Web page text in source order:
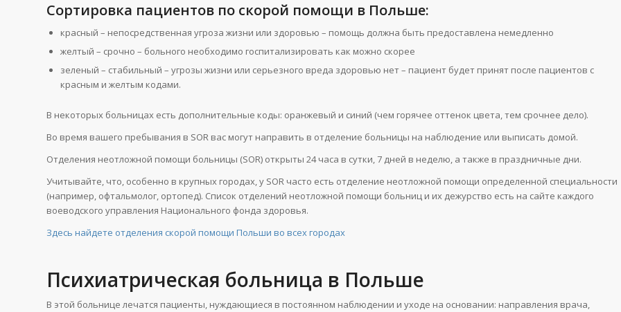
Сортировка пациентов по скорой помощи в Польше:
красный – непосредственная угроза жизни или здоровью – помощь должна быть предоставлена немедленно
желтый – срочно – больного необходимо госпитализировать как можно скорее
зеленый – стабильный – угрозы жизни или серьезного вреда здоровью нет – пациент будет принят после пациентов с
красным и желтым кодами.
В некоторых больницах есть дополнительные коды: оранжевый и синий (чем горячее оттенок цвета, тем срочнее дело).
Во время вашего пребывания в SOR вас могут направить в отделение больницы на наблюдение или выписать домой.
Отделения неотложной помощи больницы (SOR) открыты 24 часа в сутки, 7 дней в неделю, а также в праздничные дни.
Учитывайте, что, особенно в крупных городах, у SOR часто есть отделение неотложной помощи определенной специальности
(например, офтальмолог, ортопед). Список отделений неотложной помощи больниц и их дежурство есть на сайте каждого
воеводского управления Национального фонда здоровья.
Здесь найдете отделения скорой помощи Польши во всех городах
Психиатрическая больница в Польше
В этой больнице лечатся пациенты, нуждающиеся в постоянном наблюдении и уходе на основании: направления врача,